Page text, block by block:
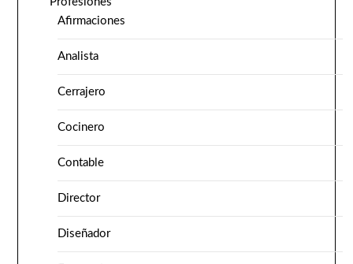
Afirmaciones
Analista
Cerrajero
Cocinero
Contable
Director
Diseñador